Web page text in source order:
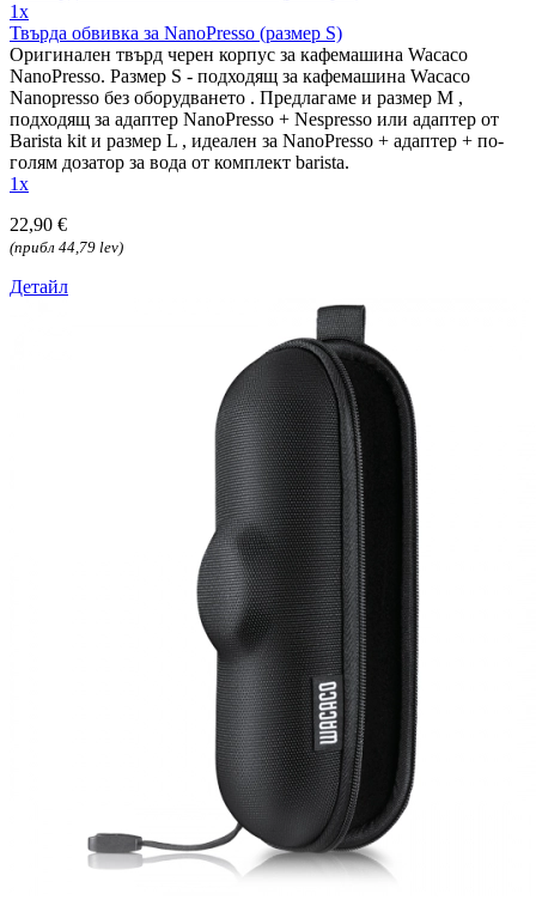
1x
Твърда обвивка за NanoPresso (размер S)
Оригинален твърд черен корпус за кафемашина Wacaco
NanoPresso. Размер S - подходящ за кафемашина Wacaco
Nanopresso без оборудването . Предлагаме и размер M ,
подходящ за адаптер NanoPresso + Nespresso или адаптер от
Barista kit и размер L , идеален за NanoPresso + адаптер + по-
голям дозатор за вода от комплект barista.
1x
22,90 €
(прибл 44,79 lev)
Детайл